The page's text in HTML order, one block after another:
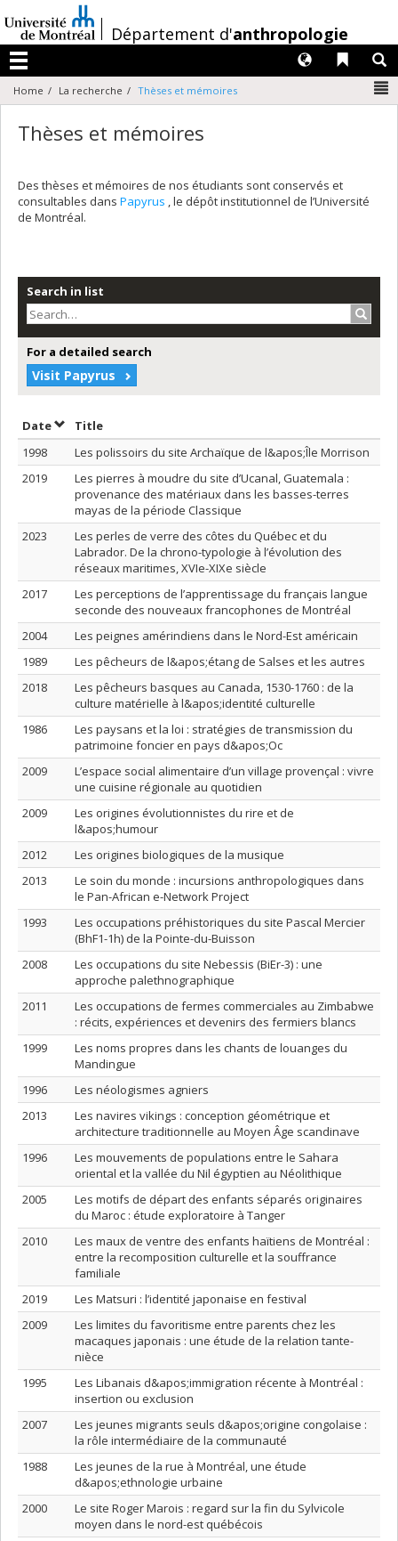
au
contenu
/Département d'anthropologie
Menu
Liens
Langues
Home La recherche Thèses et mémoires
Thèses et mémoires
Des thèses et mémoires de nos étudiants sont conservés et
consultables dans Papyrus , le dépôt institutionnel de l’Université
de Montréal.
Search in list
For a detailed search
Visit Papyrus
DateSort by date in descending order
Title
1998
Les polissoirs du site Archaïque de l&apos;Île Morrison
2019
Les pierres à moudre du site d’Ucanal, Guatemala :
provenance des matériaux dans les basses-terres
mayas de la période Classique
2023
Les perles de verre des côtes du Québec et du
Labrador. De la chrono-typologie à l’évolution des
réseaux maritimes, XVIe-XIXe siècle
2017
Les perceptions de l’apprentissage du français langue
seconde des nouveaux francophones de Montréal
2004
Les peignes amérindiens dans le Nord-Est américain
1989
Les pêcheurs de l&apos;étang de Salses et les autres
2018
Les pêcheurs basques au Canada, 1530-1760 : de la
culture matérielle à l&apos;identité culturelle
1986
Les paysans et la loi : stratégies de transmission du
patrimoine foncier en pays d&apos;Oc
2009
L’espace social alimentaire d’un village provençal : vivre
une cuisine régionale au quotidien
2009
Les origines évolutionnistes du rire et de
l&apos;humour
2012
Les origines biologiques de la musique
2013
Le soin du monde : incursions anthropologiques dans
le Pan-African e-Network Project
1993
Les occupations préhistoriques du site Pascal Mercier
(BhF1-1h) de la Pointe-du-Buisson
2008
Les occupations du site Nebessis (BiEr-3) : une
approche palethnographique
2011
Les occupations de fermes commerciales au Zimbabwe
: récits, expériences et devenirs des fermiers blancs
1999
Les noms propres dans les chants de louanges du
Mandingue
1996
Les néologismes agniers
2013
Les navires vikings : conception géométrique et
architecture traditionnelle au Moyen Âge scandinave
1996
Les mouvements de populations entre le Sahara
oriental et la vallée du Nil égyptien au Néolithique
2005
Les motifs de départ des enfants séparés originaires
du Maroc : étude exploratoire à Tanger
2010
Les maux de ventre des enfants haïtiens de Montréal :
entre la recomposition culturelle et la souffrance
familiale
2019
Les Matsuri : l’identité japonaise en festival
2009
Les limites du favoritisme entre parents chez les
macaques japonais : une étude de la relation tante-
nièce
1995
Les Libanais d&apos;immigration récente à Montréal :
insertion ou exclusion
2007
Les jeunes migrants seuls d&apos;origine congolaise :
la rôle intermédiaire de la communauté
1988
Les jeunes de la rue à Montréal, une étude
d&apos;ethnologie urbaine
2000
Le site Roger Marois : regard sur la fin du Sylvicole
moyen dans le nord-est québécois